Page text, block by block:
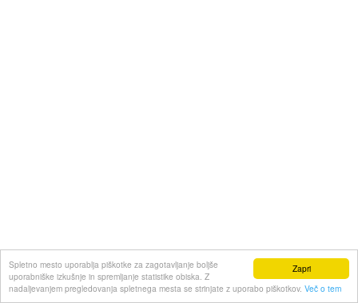
Zapri
Spletno mesto uporablja piškotke za zagotavljanje boljše
uporabniške izkušnje in spremljanje statistike obiska. Z
nadaljevanjem pregledovanja spletnega mesta se strinjate z uporabo piškotkov. Več o tem